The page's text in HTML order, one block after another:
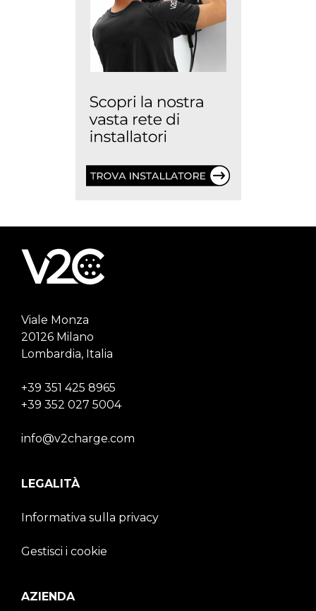
Viale Monza
20126 Milano
Lombardia, Italia
+39 351 425 8965
+39 352 027 5004
info@v2charge.com
LEGALITÀ
Informativa sulla privacy
Gestisci i cookie
AZIENDA